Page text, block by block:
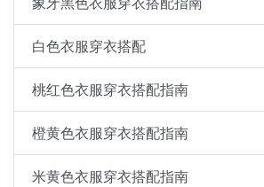
白色衣服穿衣搭配
桃红色衣服穿衣搭配指南
橙黄色衣服穿衣搭配指南
米黄色衣服穿衣搭配指南